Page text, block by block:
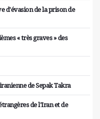
d'évasion de la prison de
« très graves » des
de Sepak Takra
de l'Iran et de